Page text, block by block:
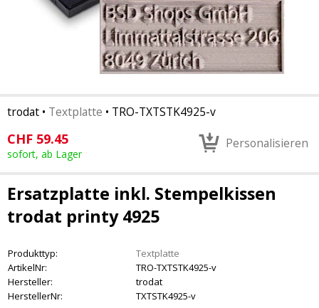
trodat • Textplatte • TRO-TXTSTK4925-v
CHF 59.45
sofort, ab Lager
Personalisieren
Ersatzplatte inkl. Stempelkissen
trodat printy 4925
Produkttyp:
Textplatte
ArtikelNr:
TRO-TXTSTK4925-v
Hersteller:
trodat
HerstellerNr:
TXTSTK4925-v